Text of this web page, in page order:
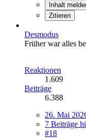
Inhalt
Zitieren
Desmodus
Früher war alles
Reaktionen
1.609
Beiträge
6.388
26. Mai
7 Beiträge
#18